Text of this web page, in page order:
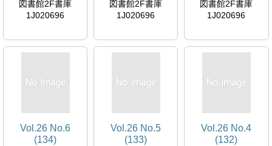
図書館2F書庫
1J020696
図書館2F書庫
1J020696
図書館2F書庫
1J020696
Vol.26 No.6
(134)
Vol.26 No.5
(133)
Vol.26 No.4
(132)